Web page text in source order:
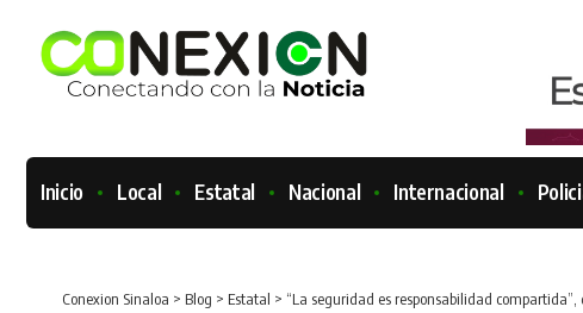
Inicio Local Estatal Nacional Internacional
Conexion Sinaloa > Blog > Estatal > “La seguridad es responsabilidad compartida”,